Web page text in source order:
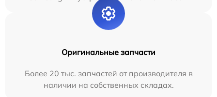
Оригинальные запчасти
Более 20 тыс. запчастей от производителя в
наличии на собственных складах.